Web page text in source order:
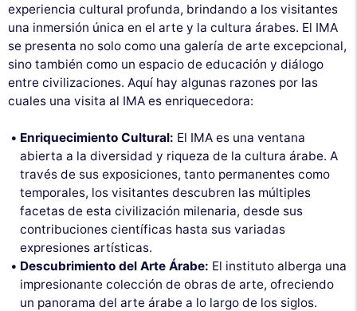
experiencia cultural profunda, brindando a los visitantes
una inmersión única en el arte y la cultura árabes. El IMA
se presenta no solo como una galería de arte excepcional,
sino también como un espacio de educación y diálogo
entre civilizaciones. Aquí hay algunas razones por las
cuales una visita al IMA es enriquecedora:
Enriquecimiento Cultural: El IMA es una ventana
abierta a la diversidad y riqueza de la cultura árabe. A
través de sus exposiciones, tanto permanentes como
temporales, los visitantes descubren las múltiples
facetas de esta civilización milenaria, desde sus
contribuciones científicas hasta sus variadas
expresiones artísticas.
Descubrimiento del Arte Árabe: El instituto alberga una
impresionante colección de obras de arte, ofreciendo
un panorama del arte árabe a lo largo de los siglos.